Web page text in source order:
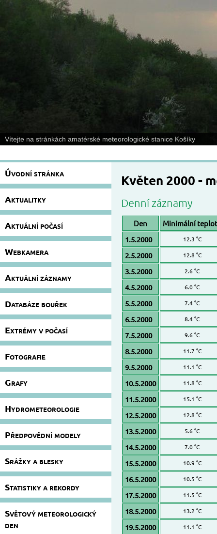
Vítejte na stránkách amatérské meteorologické stanice Košíky
Úvodní stránka
Aktualitky
Aktuální počasí
Webkamera
Aktuální záznamy
Databáze bouřek
Extrémy v počasí
Fotografie
Grafy
Hydrometeorologie
Předpovědní modely
Srážky a blesky
Statistiky a rekordy
Světový meteorologický
den
Květen 2000 -
Denní záznamy
Den
Minimální
1.5.2000
12.3 °C
2.5.2000 12.8 °C
3.5.2000 2.6 °C
4.5.2000 6.0 °C
5.5.2000 7.4 °C
6.5.2000 8.4 °C
7.5.2000 9.6 °C
8.5.2000 11.7 °C
9.5.2000 11.1 °C
10.5.2000 11.8 °C
11.5.2000 15.1 °C
12.5.2000 12.8 °C
13.5.2000 5.6 °C
14.5.2000 7.0 °C
15.5.2000 10.9 °C
16.5.2000 10.5 °C
17.5.2000 11.5 °C
18.5.2000 13.2 °C
19.5.2000 11.1 °C